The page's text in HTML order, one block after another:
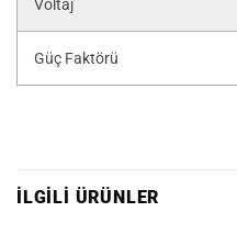
Voltaj
Güç Faktörü
İLGILI ÜRÜNLER